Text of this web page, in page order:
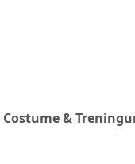
Costume &